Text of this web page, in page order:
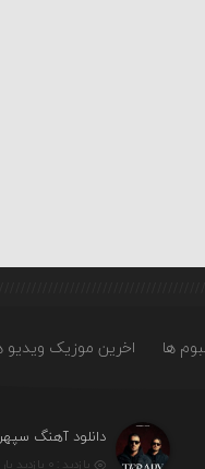
ها اخرین موزیک ویدیو
دانلود آهنگ
بازدید : ۰ بازدید بار /